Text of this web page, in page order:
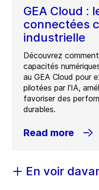
GEA Cloud :
connectées
industrielle
Découvrez
capacités
au GEA Cloud pour
pilotées par l'IA,
favoriser des
durables.
Read more
En voir